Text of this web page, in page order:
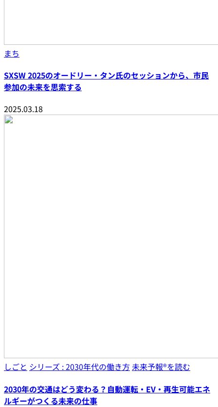
まち
SXSW 2025のオードリー・タン氏のセッションから、市民
参加の未来を思索する
2025.03.18
しごと シリーズ : 2030年代の働き方未来予報®︎を読む
2030年の交通はどう変わる？自動運転・EV・再生可能エネ
ルギーがつくる未来の仕事